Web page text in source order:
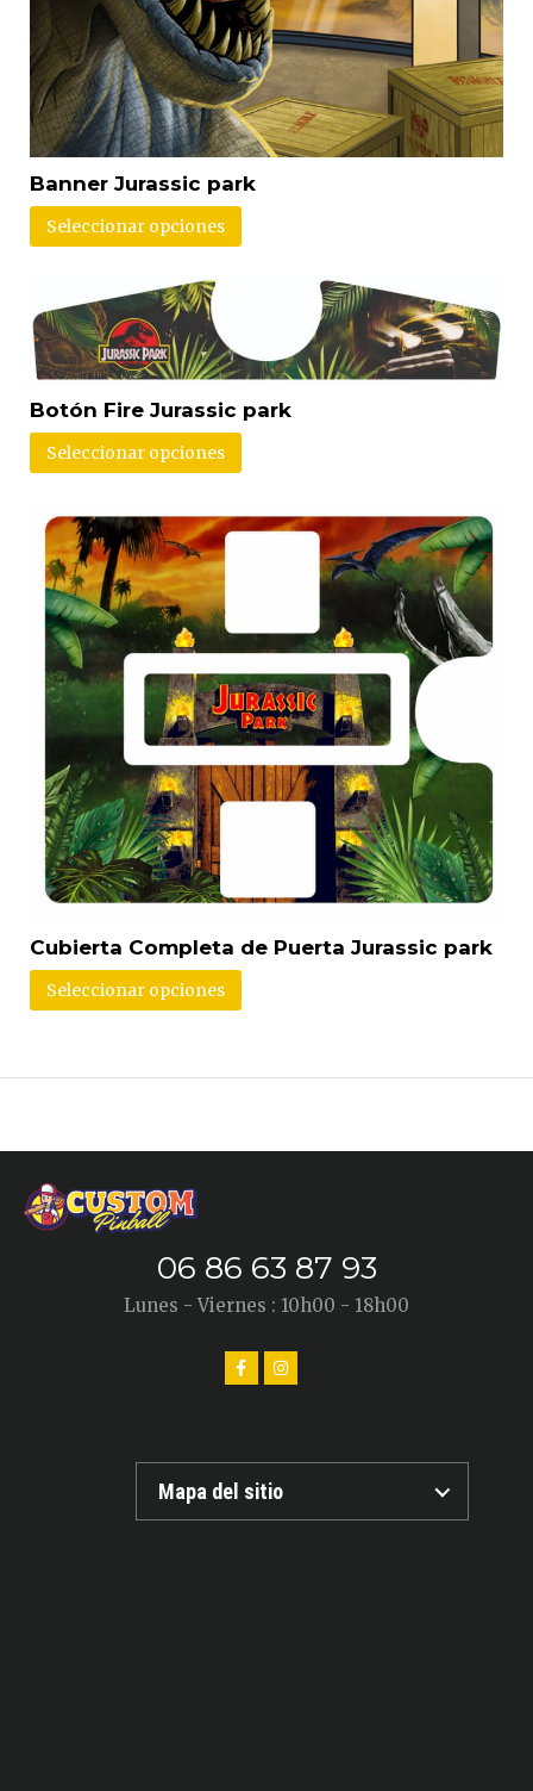
Banner Jurassic park
Seleccionar opciones
Botón Fire Jurassic park
Seleccionar opciones
Cubierta Completa de Puerta Jurassic park
Seleccionar opciones
06 86 63 87 93
Lunes - Viernes : 10h00 - 18h00
Mapa del sitio